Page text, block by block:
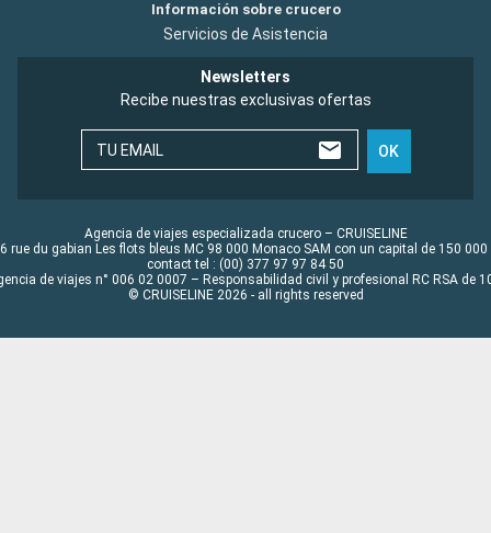
Información sobre crucero
Servicios de Asistencia
Newsletters
Recibe nuestras exclusivas ofertas
TU EMAIL OK
Agencia de viajes especializada crucero – CRUISELINE
rue du gabian Les flots bleus MC 98 000 Monaco SAM con un capital de 150 000
contact tel : (00) 377 97 97 84 50
de viajes n° 006 02 0007 – Responsabilidad civil y profesional RC RSA de
© CRUISELINE 2026 - all rights reserved